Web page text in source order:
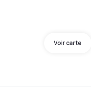
Voir carte